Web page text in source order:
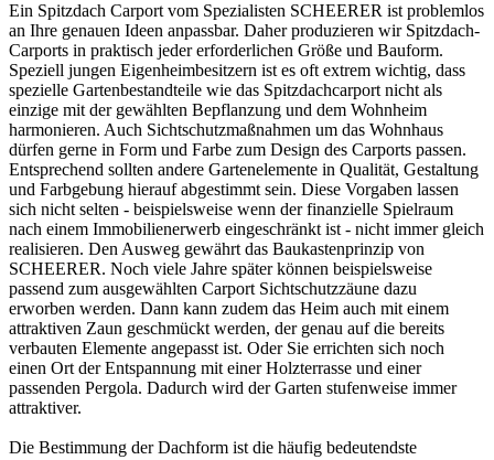
Ein Spitzdach Carport vom Spezialisten SCHEERER ist problemlos
an Ihre genauen Ideen anpassbar. Daher produzieren wir Spitzdach-
Carports in praktisch jeder erforderlichen Größe und Bauform.
Speziell jungen Eigenheimbesitzern ist es oft extrem wichtig, dass
spezielle Gartenbestandteile wie das Spitzdachcarport nicht als
einzige mit der gewählten Bepflanzung und dem Wohnheim
harmonieren. Auch Sichtschutzmaßnahmen um das Wohnhaus
dürfen gerne in Form und Farbe zum Design des Carports passen.
Entsprechend sollten andere Gartenelemente in Qualität, Gestaltung
und Farbgebung hierauf abgestimmt sein. Diese Vorgaben lassen
sich nicht selten - beispielsweise wenn der finanzielle Spielraum
nach einem Immobilienerwerb eingeschränkt ist - nicht immer gleich
realisieren. Den Ausweg gewährt das Baukastenprinzip von
SCHEERER. Noch viele Jahre später können beispielsweise
passend zum ausgewählten Carport Sichtschutzzäune dazu
erworben werden. Dann kann zudem das Heim auch mit einem
attraktiven Zaun geschmückt werden, der genau auf die bereits
verbauten Elemente angepasst ist. Oder Sie errichten sich noch
einen Ort der Entspannung mit einer Holzterrasse und einer
passenden Pergola. Dadurch wird der Garten stufenweise immer
attraktiver.
Die Bestimmung der Dachform ist die häufig bedeutendste